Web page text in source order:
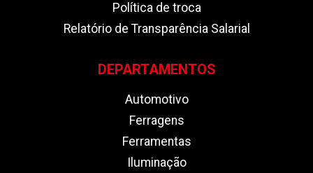
Política de troca
Relatório de Transparência Salarial
DEPARTAMENTOS
Automotivo
Ferragens
Ferramentas
Iluminação